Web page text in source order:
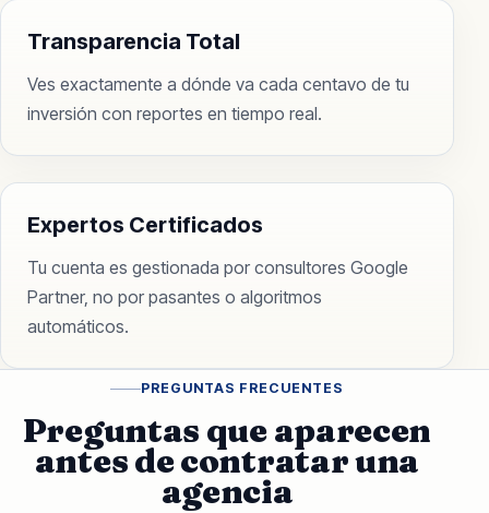
Transparencia Total
Ves exactamente a dónde va cada centavo de tu
inversión con reportes en tiempo real.
Expertos Certificados
Tu cuenta es gestionada por consultores Google
Partner, no por pasantes o algoritmos
automáticos.
PREGUNTAS FRECUENTES
Preguntas que aparecen
antes de contratar una
agencia